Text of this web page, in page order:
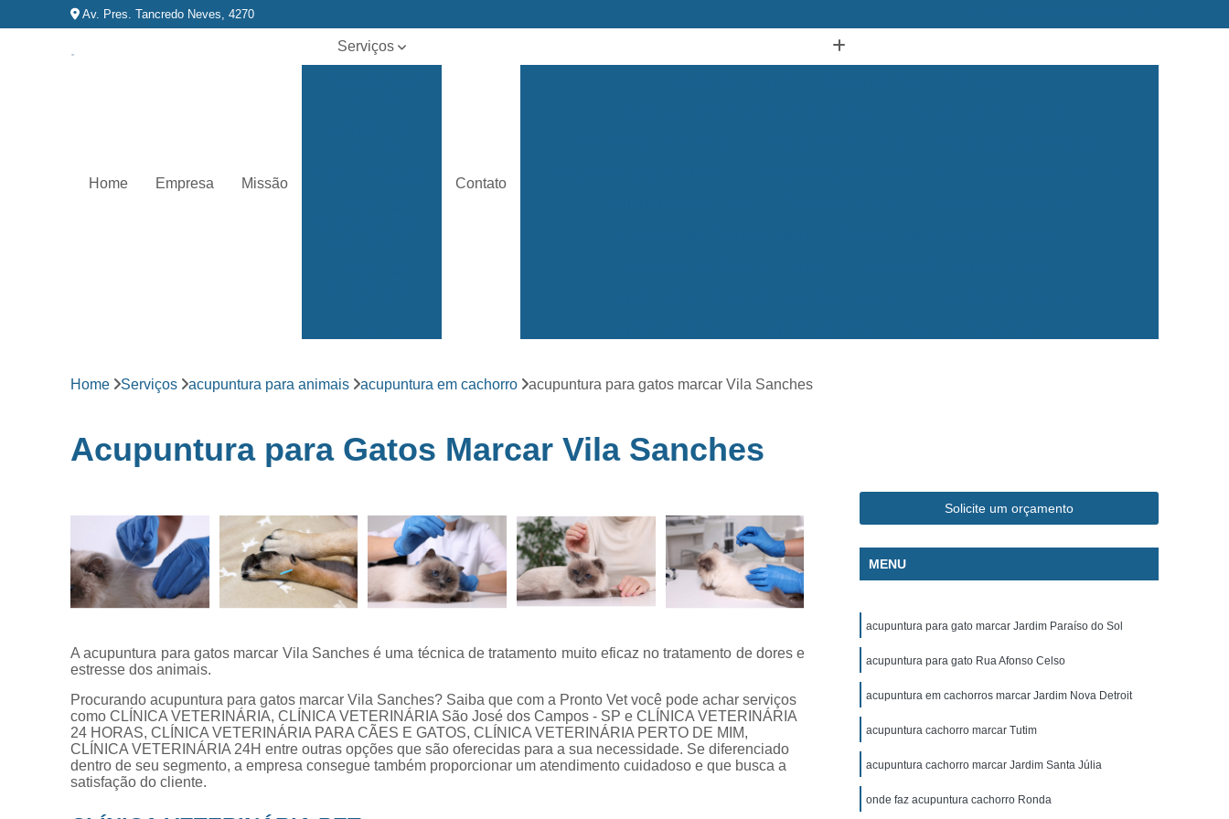
Av. Pres. Tancredo Neves, 4270
Home Empresa Missão
Serviços
Fisioterapia para
para animais
Vacina para
animais
Veterinários 24
horas
Contato
Clínica Veterinária Mais Próxima
Clínica Veterinária Popular Caçapava
Exame de Eletrocardiograma em Animais
Exame de Eletrocardiograma em Cachorro
Exame de Eletrocardiograma em Cães
Exame de Eletrocardiograma em Gatos
Exame de Eletrocardiograma para Animais
Exame de Eletrocardiograma para Cachorro
Exame de Eletrocardiograma para Cachorro Caçapava
Exame de Eletrocardiograma para Cachorro São José dos Campos
Exame de Eletrocardiograma para Cachorros e Gatos
Exame de Eletrocardiograma para Gato
Exame de Eletrocardiograma para Gatos
Exame de Raio X do Tórax para Cachorro
Exame de Raio X para Animais
Exame de Raio X para Cachorro
Exame de Raio X para Gatos
Exame de Ultrassom Abdominal para Cachorro
Home Serviços acupuntura para animais acupuntura em cachorro acupuntura para gatos marcar Vila Sanches
Acupuntura para Gatos Marcar Vila Sanches
A acupuntura para gatos marcar Vila Sanches é uma técnica de tratamento muito eficaz no tratamento de dores e
estresse dos animais.
Procurando acupuntura para gatos marcar Vila Sanches? Saiba que com a Pronto Vet você pode achar serviços
como CLÍNICA VETERINÁRIA, CLÍNICA VETERINÁRIA São José dos Campos - SP e CLÍNICA VETERINÁRIA
24 HORAS, CLÍNICA VETERINÁRIA PARA CÃES E GATOS, CLÍNICA VETERINÁRIA PERTO DE MIM,
CLÍNICA VETERINÁRIA 24H entre outras opções que são oferecidas para a sua necessidade. Se diferenciado
dentro de seu segmento, a empresa consegue também proporcionar um atendimento cuidadoso e que busca a
satisfação do cliente.
Solicite um orçamento
MENU
acupuntura para gato marcar Jardim Paraíso do Sol
acupuntura para gato Rua Afonso Celso
acupuntura em cachorros marcar Jardim Nova Detroit
acupuntura cachorro marcar Tutim
acupuntura cachorro marcar Jardim Santa Júlia
onde faz acupuntura cachorro Ronda